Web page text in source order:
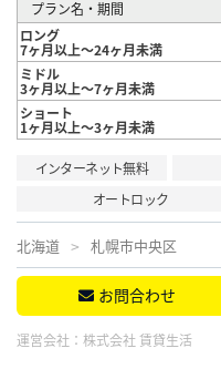
プラン名・期間
ロング
7ヶ月以上～24ヶ月未満
ミドル
3ヶ月以上～7ヶ月未満
ショート
1ヶ月以上～3ヶ月未満
インターネット無料
オートロック
北海道 札幌市中央区
お問合わせ
運営会社： 株式会社 賃貸生活